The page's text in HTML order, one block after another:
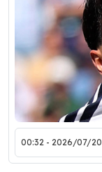
2026/07/20 - 00:32